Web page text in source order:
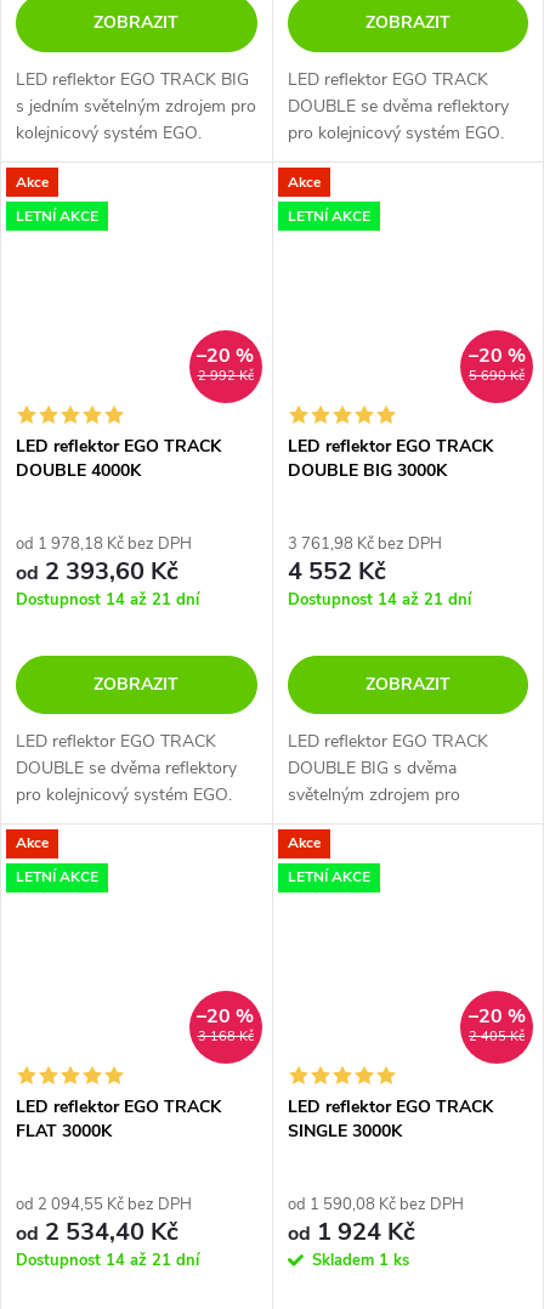
ZOBRAZIT
LED reflektor EGO TRACK BIG
s jedním světelným zdrojem pro
kolejnicový systém EGO.
ZOBRAZIT
LED reflektor EGO TRACK
DOUBLE se dvěma reflektory
pro kolejnicový systém EGO.
Akce
LETNÍ AKCE
2 992 Kč
–20 %
LED reflektor EGO TRACK
DOUBLE 4000K
od 1 978,18 Kč bez DPH
od 2 393,60 Kč
Dostupnost 14 až 21 dní
ZOBRAZIT
LED reflektor EGO TRACK
DOUBLE se dvěma reflektory
pro kolejnicový systém EGO.
Akce
LETNÍ AKCE
5 690 Kč
–20 %
LED reflektor EGO TRACK
DOUBLE BIG 3000K
3 761,98 Kč bez DPH
4 552 Kč
Dostupnost 14 až 21 dní
ZOBRAZIT
LED reflektor EGO TRACK
DOUBLE BIG s dvěma
světelným zdrojem pro
kolejnicový systém EGO.
Akce
LETNÍ AKCE
3 168 Kč
–20 %
LED reflektor EGO TRACK
FLAT 3000K
od 2 094,55 Kč bez DPH
od 2 534,40 Kč
Dostupnost 14 až 21 dní
Akce
LETNÍ AKCE
2 405 Kč
–20 %
LED reflektor EGO TRACK
SINGLE 3000K
od 1 590,08 Kč bez DPH
od 1 924 Kč
Skladem 1 ks